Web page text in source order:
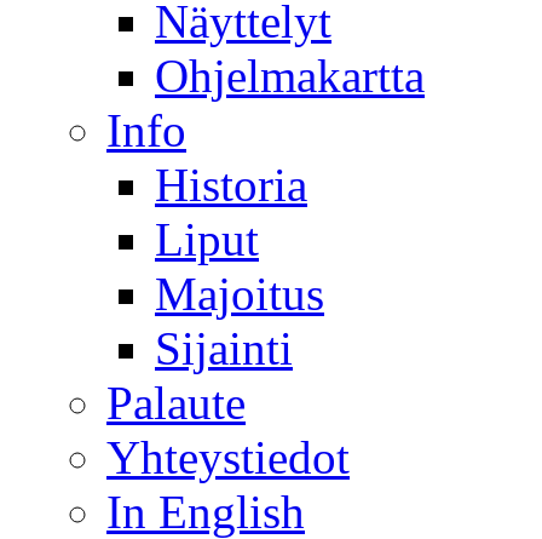
Näyttelyt
Ohjelmakartta
Info
Historia
Liput
Majoitus
Sijainti
Palaute
Yhteystiedot
In English